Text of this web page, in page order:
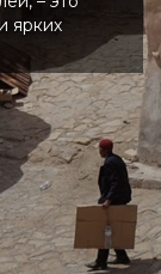
ярких